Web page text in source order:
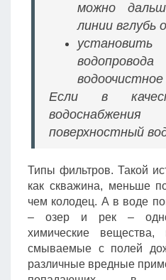
можно
линии вглубь
водоочистное
Если в
поверхностный
Типы фильтров. Такой
как скважина, меньше
чем колодец. А в воде
– озер и рек –
химические вещества,
смываемые с полей
различные вредные